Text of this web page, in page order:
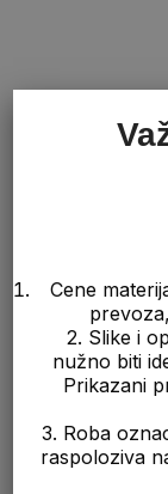
Cene
2. Slike i
nužno biti
Prikazani
3. Roba
raspoloziva